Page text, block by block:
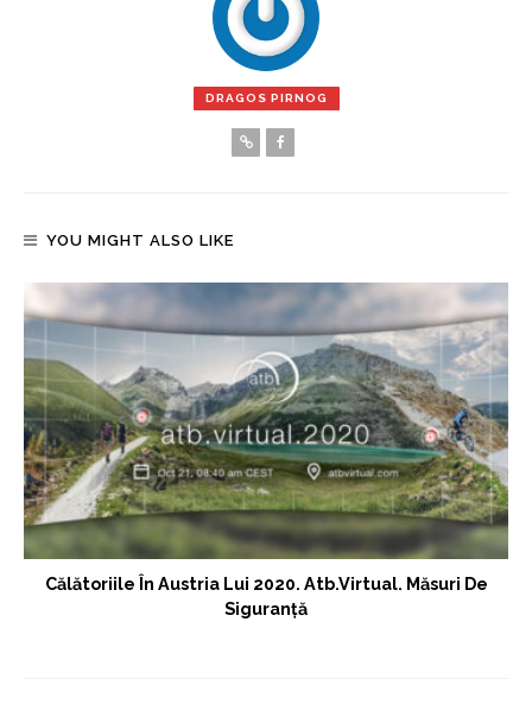
DRAGOS PIRNOG
YOU MIGHT ALSO LIKE
Călătoriile În Austria Lui 2020. Atb.virtual. Măsuri De
Siguranță